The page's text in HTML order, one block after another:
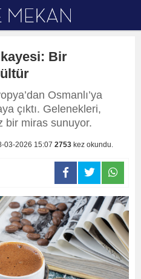
Bir
Osmanlı’ya
çıktı. Gelenekleri,
bir miras sunuyor.
03-2026 15:07 2753 kez okundu.